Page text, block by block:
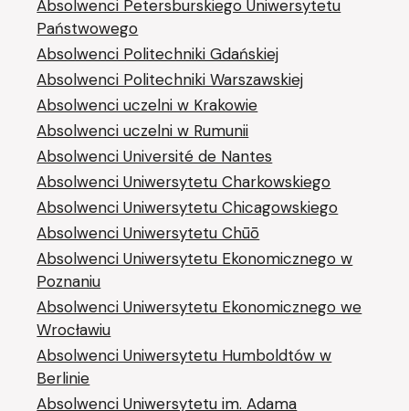
Absolwenci Petersburskiego Uniwersytetu
Państwowego
Absolwenci Politechniki Gdańskiej
Absolwenci Politechniki Warszawskiej
Absolwenci uczelni w Krakowie
Absolwenci uczelni w Rumunii
Absolwenci Université de Nantes
Absolwenci Uniwersytetu Charkowskiego
Absolwenci Uniwersytetu Chicagowskiego
Absolwenci Uniwersytetu Chūō
Absolwenci Uniwersytetu Ekonomicznego w
Poznaniu
Absolwenci Uniwersytetu Ekonomicznego we
Wrocławiu
Absolwenci Uniwersytetu Humboldtów w
Berlinie
Absolwenci Uniwersytetu im. Adama